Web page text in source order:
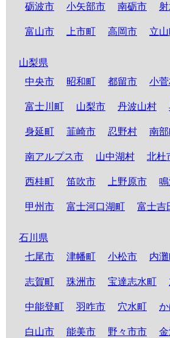
砺波市 小矢部市 南砺市
富山市 上市町 高岡市 立
山梨県
中央市
昭和町 都留市 小
富士川町 山梨市 丹波山村
身延町 韮崎市 忍野村 南
南アルプス市 山中湖村 北杜
西桂町 笛吹市 上野原市
甲州市 富士河口湖町 富士吉
石川県
七尾市
津幡町 小松市 内
志賀町 珠洲市 宝達志水町
中能登町 羽咋市 穴水町
白山市 能美市 野々市市